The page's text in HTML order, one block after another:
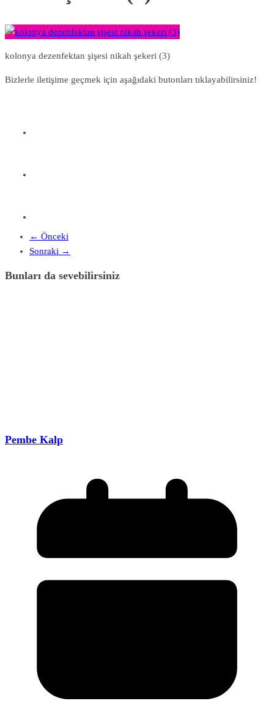
kolonya dezenfektan şişesi nikah şekeri (3)
Bizlerle iletişime geçmek için aşağıdaki butonları tıklayabilirsiniz!
← Önceki
Sonraki →
Bunları da sevebilirsiniz
Pembe Kalp